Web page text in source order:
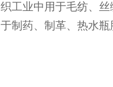
织工业中用于毛纺、
于制药、制革、热水